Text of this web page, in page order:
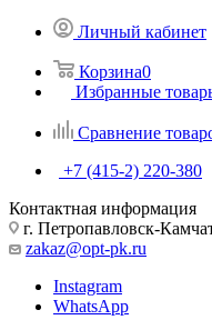
Личный кабинет
Корзина0
Избранные
Сравнение
+7 (415-2) 220-380
Контактная информация
г. Петропавловск-
zakaz@opt-pk.ru
Instagram
WhatsApp